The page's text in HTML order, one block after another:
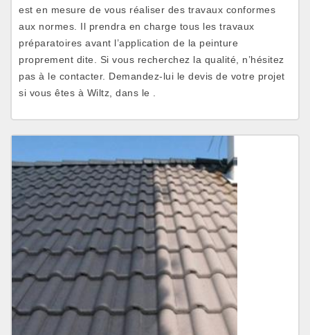
est en mesure de vous réaliser des travaux conformes
aux normes. Il prendra en charge tous les travaux
préparatoires avant l’application de la peinture
proprement dite. Si vous recherchez la qualité, n’hésitez
pas à le contacter. Demandez-lui le devis de votre projet
si vous êtes à Wiltz, dans le .